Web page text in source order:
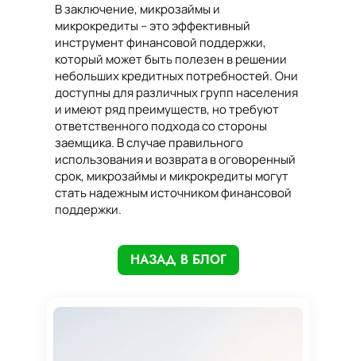
В заключение, микрозаймы и
микрокредиты – это эффективный
инструмент финансовой поддержки,
который может быть полезен в решении
небольших кредитных потребностей. Они
доступны для различных групп населения
и имеют ряд преимуществ, но требуют
ответственного подхода со стороны
заемщика. В случае правильного
использования и возврата в оговоренный
срок, микрозаймы и микрокредиты могут
стать надежным источником финансовой
поддержки.
НАЗАД В БЛОГ